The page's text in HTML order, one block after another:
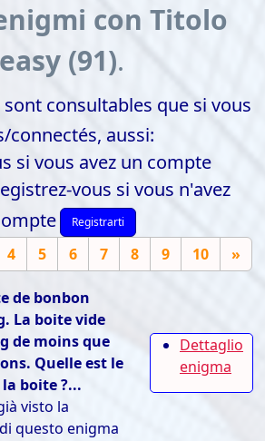
con Titolo
easy (91).
sont consultables que si vous
connectés, aussi:
si vous avez un compte
vous si vous n'avez
Registrarti
4 5 6 7 8 9 10 »
de bonbon
La boite vide
de moins que
Quelle est le
boite ?...
visto la
questo enigma
Dettaglio
enigma